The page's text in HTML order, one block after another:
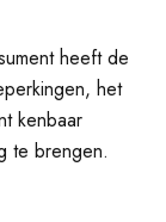
heeft de
het
kenbaar
te brengen.